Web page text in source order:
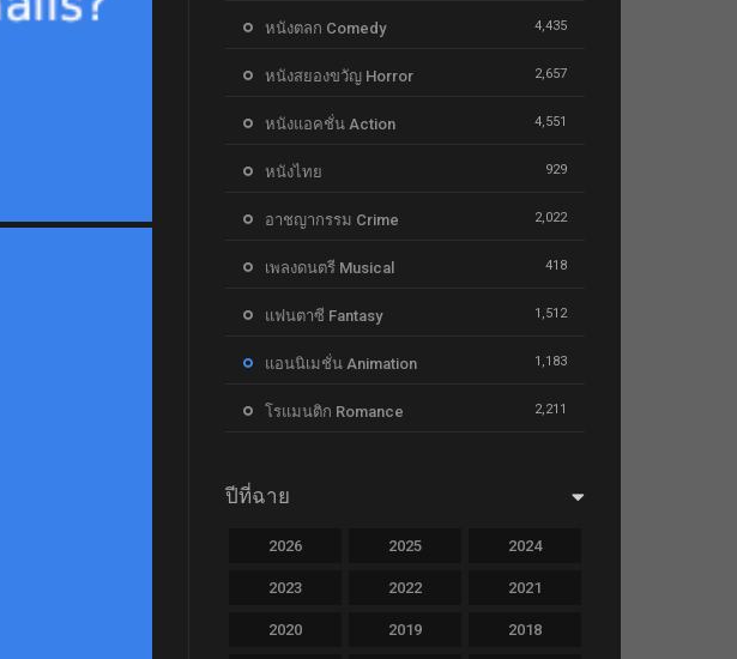
หนังตลก Comedy 4,435
หนังสยองขวัญ Horror 2,657
หนังแอคชั่น Action 4,551
หนังไทย 929
อาชญากรรม Crime 2,022
เพลงดนตรี Musical 418
แฟนตาซี Fantasy 1,512
แอนนิเมชั่น Animation 1,183
โรแมนติก Romance 2,211
ปีที่ฉาย
2026 2025 2024
2023 2022 2021
2020 2019 2018